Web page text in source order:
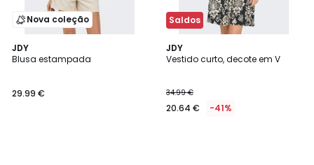
Nova coleção
JDY
Blusa estampada
29.99 €
Saldos
JDY
Vestido curto, decote em V
34.99 €
20.64 € -41%